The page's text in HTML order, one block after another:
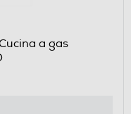
a gas